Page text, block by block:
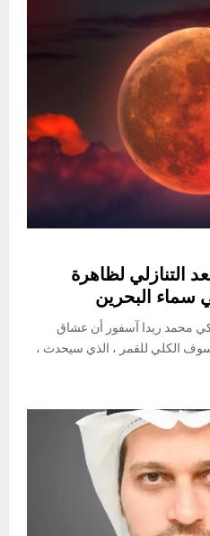
التنازلي لظاهرة
البحرين
محمد ريدا آسفور أن عشاق
الكلي للقمر ، الذي سيحدث ،